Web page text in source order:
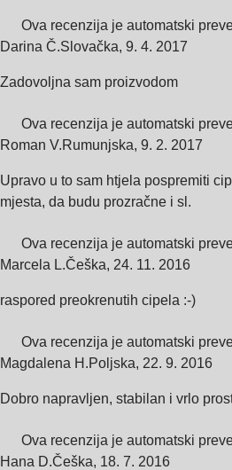
Ova recenzija je automatski
Darina Č.Slovačka, 9. 4. 2017
Zadovoljna sam proizvodom
Ova recenzija je automatski
Roman V.Rumunjska, 9. 2. 2017
Upravo u to sam htjela pospremiti
mjesta, da budu prozračne i sl.
Ova recenzija je automatski
Marcela L.Češka, 24. 11. 2016
raspored preokrenutih cipela :-)
Ova recenzija je automatski
Magdalena H.Poljska, 22. 9. 2016
Dobro napravljen, stabilan i vrlo
Ova recenzija je automatski
Hana D.Češka, 18. 7. 2016